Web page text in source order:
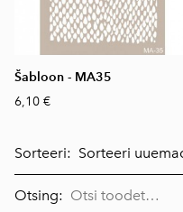
Šabloon - MA35
6,10 €
Sorteeri:
Otsing: